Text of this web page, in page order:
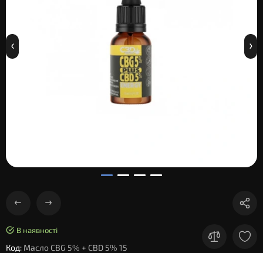
В наявності
Код: Масло CBG 5% + CBD 5% 15